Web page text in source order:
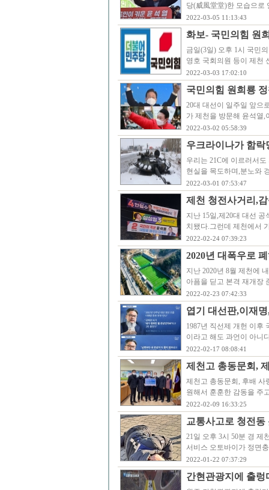
당(威風堂堂)한 모습으로
2022-03-05 11:13:43
화보- 국민의힘 원
금일(3일) 오후 1시 국민
영호 국회의원 등이 제천
2022-03-03 17:02:10
국민의힘 원희룡
20대 대선이 일주일 앞으
가 제천을 방문해 윤석열
2022-03-02 05:58:39
우크라이나가 함
우리는 21C에 이르러서
현실을 목도하며,분노와
2022-03-01 07:53:47
제천 청전사거리,
지난 15일,제20대 대선
치됐다.그런데 제천에서
2022-02-24 07:39:23
2020년 대폭우로
지난 2020년 8월 제천에
아픔을 딛고 본격 재개장
2022-02-23 07:42:33
엽기 대선판,이재
1987년 직선제 개헌 이후
이라고 해도 과언이 아니
2022-02-17 08:08:41
제천고 총동문회,
제천고 총동문회, 후배 사
원해서 훈훈한 감동을 주
2022-02-09 16:33:25
교통사고로 청전
21일 오후 3시 50분 경 제
서비스 오토바이가 정면
2022-01-22 07:37:29
간현관광지에 출렁